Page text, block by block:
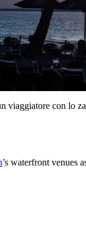
viaggiatore con lo
’s waterfront venues